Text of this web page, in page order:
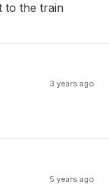
to the train
3 years ago
5 years ago